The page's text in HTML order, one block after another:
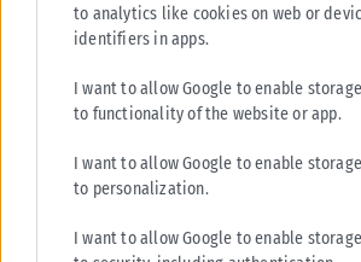
to analytics like cookies on web or
identifiers in apps.
I want to allow Google to enable
to functionality of the website or app.
I want to allow Google to enable
to personalization.
I want to allow Google to enable
Το σπίτι και η οικογενειακή σας ζωή
των εξελίξεων. Μια ξαφνική είδηση από
αναπάντεχη ανάγκη για αλλαγές στο χώρο
σας κινητοποιήσει. Ίσως αποφασίσετε να
τεχνολογική αναβάθμιση στην οικία σας ή
ριζική εκκαθάριση σε πράγματα που δεν